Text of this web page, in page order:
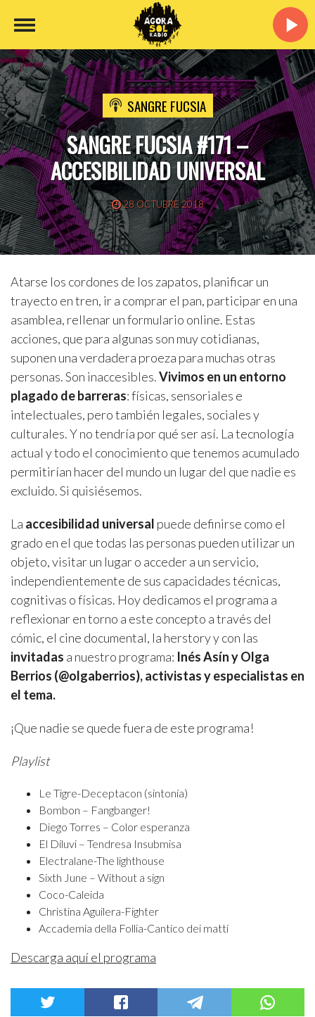
SANGRE FUCSIA
SANGRE FUCSIA #171 –
ACCESIBILIDAD UNIVERSAL
28 OCTUBRE 2018
Atarse los cordones de los zapatos, planificar un
trayecto en tren, ir a comprar el pan, participar en una
asamblea, rellenar un formulario online. Estas
acciones, que para algunas son muy cotidianas,
suponen una verdadera proeza para muchas otras
personas. Son inaccesibles.Vivimos en un entorno
plagado de barreras: físicas, sensoriales e
intelectuales, pero también legales, sociales y
culturales. Y no tendría por qué ser así. La tecnología
actual y todo el conocimiento que tenemos acumulado
permitirían hacer del mundo un lugar del que nadie es
excluido. Si quisiésemos.
La accesibilidad universal puede definirse como el
grado en el que todas las personas pueden utilizar un
objeto, visitar un lugar o acceder a un servicio,
independientemente de sus capacidades técnicas,
cognitivas o físicas. Hoy dedicamos el programa a
reflexionar en torno a este concepto a través del
cómic, el cine documental, la herstory y con las
invitadas a nuestro programa: Inés Asín y Olga
Berrios (@olgaberrios), activistas y especialistas en
el tema.
¡Que nadie se quede fuera de este programa!
Playlist
Le Tigre-Deceptacon (sintonía)
Bombon – Fangbanger!
Diego Torres – Color esperanza
El Diluvi – Tendresa Insubmisa
Electralane-The lighthouse
Sixth June – Without a sign
Coco-Caleida
Christina Aguilera-Fighter
Accademia della Follia-Cantico dei matti
Descarga aquí el programa